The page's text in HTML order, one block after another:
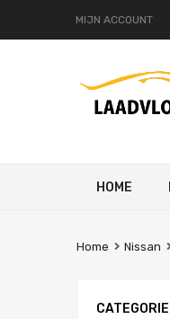
MIJN ACCOUNT
HOME
Home Nissan